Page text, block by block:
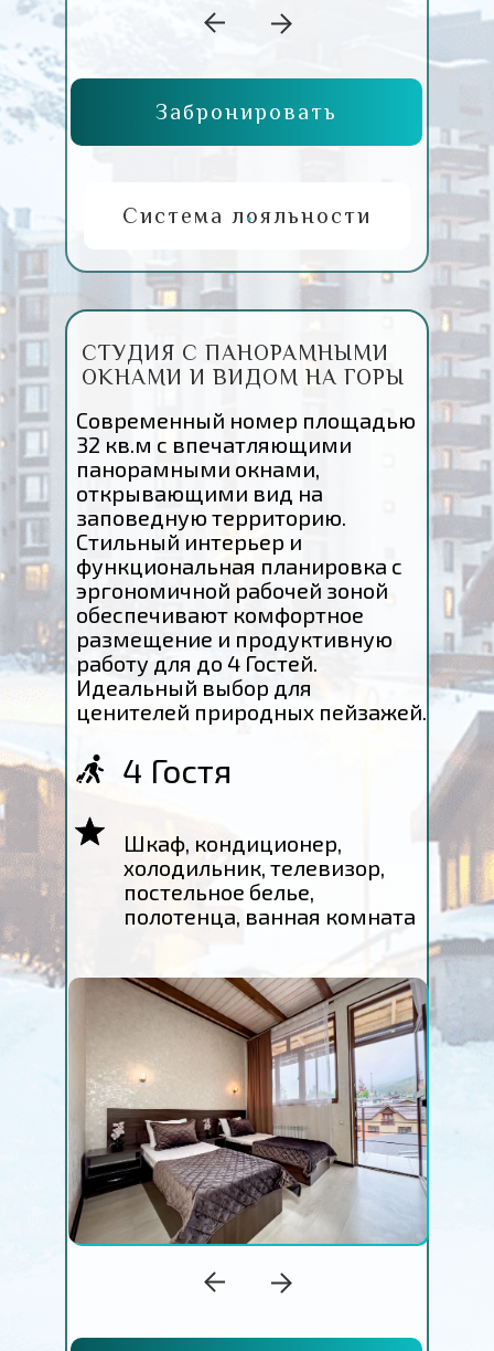
Забронировать
Система лояльности
СТУДИЯ С ПАНОРАМНЫМИ
ОКНАМИ И ВИДОМ НА ГОРЫ
4 Гостя
Шкаф, кондиционер,
холодильник, телевизор,
постельное белье,
полотенца, ванная комната
Современный номер площадью
32 кв.м с впечатляющими
панорамными окнами,
открывающими вид на
заповедную территорию.
Стильный интерьер и
функциональная планировка с
эргономичной рабочей зоной
обеспечивают комфортное
размещение и продуктивную
работу для до 4 Гостей.
Идеальный выбор для
ценителей природных пейзажей.